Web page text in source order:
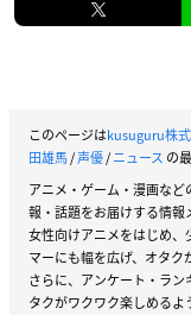
このページはkusuguru株
田雄馬/声優/ニュース の
アニメ・ゲーム・漫画な
報・話題をお届けする情報
女性向けアニメをはじめ
マーにも幅を広げ、オタク
さらに、アンケート・ラ
タクがワクワク楽しめるよ